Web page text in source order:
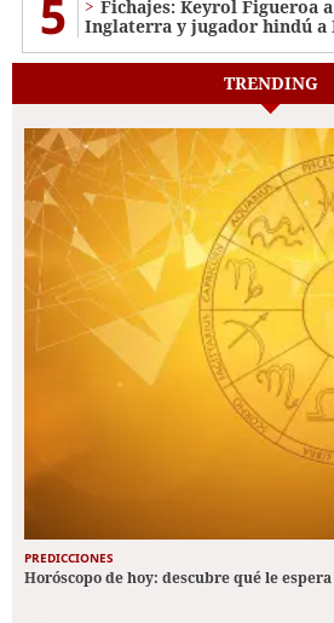
5
Fichajes: Keyrol Figueroa
Inglaterra y jugador hindú a
TRENDING
PREDICCIONES
Horóscopo de hoy: descubre qué le